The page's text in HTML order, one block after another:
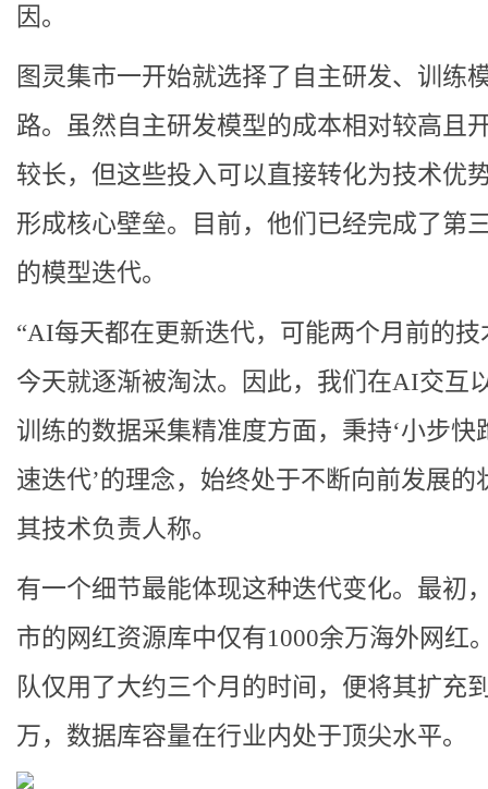
因。
图灵集市一开始就选择了自主研发、训练
路。虽然自主研发模型的成本相对较高且
较长，但这些投入可以直接转化为技术优
形成核心壁垒。目前，他们已经完成了第
的模型迭代。
“AI每天都在更新迭代，可能两个月前的技
今天就逐渐被淘汰。因此，我们在AI交互
训练的数据采集精准度方面，秉持‘小步快
速迭代’的理念，始终处于不断向前发展的
其技术负责人称。
有一个细节最能体现这种迭代变化。最初
市的网红资源库中仅有1000余万海外网红
队仅用了大约三个月的时间，便将其扩充
万，数据库容量在行业内处于顶尖水平。